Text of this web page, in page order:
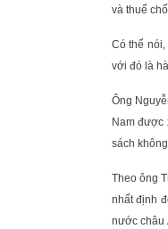
và thuế
Có thể
với đó là
Ông
Nam được
sách
Theo ông
nhất định
nước châu